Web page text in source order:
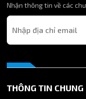
Nhận thông tin về các
THÔNG TIN CHUNG